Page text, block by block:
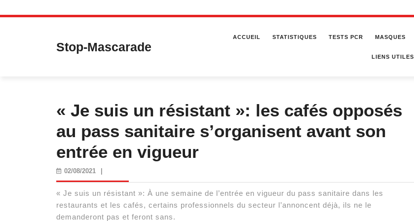
Skip
Stop-Mascarade
ACCUEIL STATISTIQUES TESTS PCR MASQUES
LIENS UTILES
« Je suis un résistant »: les cafés opposés
au pass sanitaire s’organisent avant son
entrée en vigueur
02/08/202102/08/2021
« Je suis un résistant »: À une semaine de l’entrée en vigueur du pass sanitaire dans les
restaurants et les cafés, certains professionnels du secteur l’annoncent déjà, ils ne le
demanderont pas et feront sans.